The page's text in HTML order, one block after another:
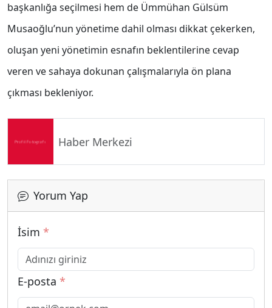
başkanlığa seçilmesi hem de Ümmühan Gülsüm
Musaoğlu’nun yönetime dahil olması dikkat çekerken,
oluşan yeni yönetimin esnafın beklentilerine cevap
veren ve sahaya dokunan çalışmalarıyla ön plana
çıkması bekleniyor.
Haber Merkezi
Yorum Yap
İsim *
E-posta *